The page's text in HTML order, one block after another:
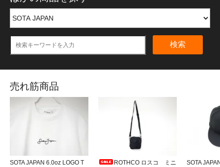
検索
売れ筋商品
SOTA JAPAN 6.0oz LOGO T
ROTHCO ロスコ ミニ
SOTA